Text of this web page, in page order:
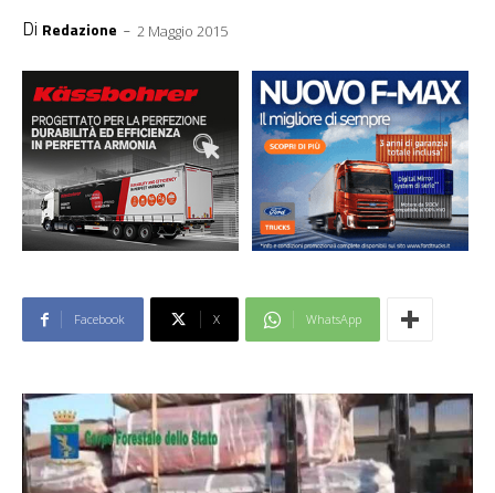
Di Redazione - 2 Maggio 2015
Facebook X WhatsApp